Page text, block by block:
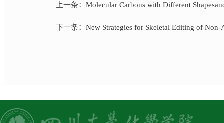
上一条： Molecular Carbons with Different
下一条： New Strategies for Skeletal Editing of